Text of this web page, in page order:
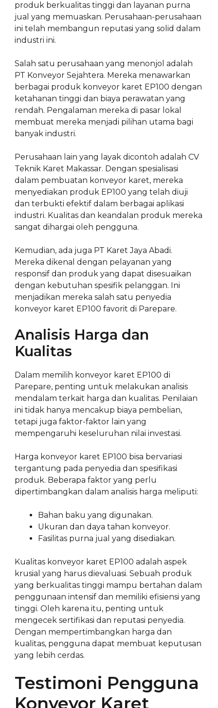
produk berkualitas tinggi dan layanan purna
jual yang memuaskan. Perusahaan-perusahaan
ini telah membangun reputasi yang solid dalam
industri ini.
Salah satu perusahaan yang menonjol adalah
PT Konveyor Sejahtera. Mereka menawarkan
berbagai produk konveyor karet EP100 dengan
ketahanan tinggi dan biaya perawatan yang
rendah. Pengalaman mereka di pasar lokal
membuat mereka menjadi pilihan utama bagi
banyak industri.
Perusahaan lain yang layak dicontoh adalah CV
Teknik Karet Makassar. Dengan spesialisasi
dalam pembuatan konveyor karet, mereka
menyediakan produk EP100 yang telah diuji
dan terbukti efektif dalam berbagai aplikasi
industri. Kualitas dan keandalan produk mereka
sangat dihargai oleh pengguna.
Kemudian, ada juga PT Karet Jaya Abadi.
Mereka dikenal dengan pelayanan yang
responsif dan produk yang dapat disesuaikan
dengan kebutuhan spesifik pelanggan. Ini
menjadikan mereka salah satu penyedia
konveyor karet EP100 favorit di Parepare.
Analisis Harga dan
Kualitas
Dalam memilih konveyor karet EP100 di
Parepare, penting untuk melakukan analisis
mendalam terkait harga dan kualitas. Penilaian
ini tidak hanya mencakup biaya pembelian,
tetapi juga faktor-faktor lain yang
mempengaruhi keseluruhan nilai investasi.
Harga konveyor karet EP100 bisa bervariasi
tergantung pada penyedia dan spesifikasi
produk. Beberapa faktor yang perlu
dipertimbangkan dalam analisis harga meliputi:
Bahan baku yang digunakan.
Ukuran dan daya tahan konveyor.
Fasilitas purna jual yang disediakan.
Kualitas konveyor karet EP100 adalah aspek
krusial yang harus dievaluasi. Sebuah produk
yang berkualitas tinggi mampu bertahan dalam
penggunaan intensif dan memiliki efisiensi yang
tinggi. Oleh karena itu, penting untuk
mengecek sertifikasi dan reputasi penyedia.
Dengan mempertimbangkan harga dan
kualitas, pengguna dapat membuat keputusan
yang lebih cerdas.
Testimoni Pengguna
Konveyor Karet